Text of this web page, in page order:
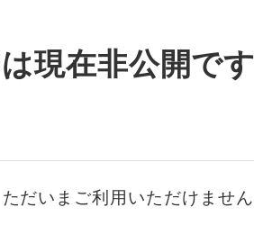
現在非公開です
だいまご利用いただけません